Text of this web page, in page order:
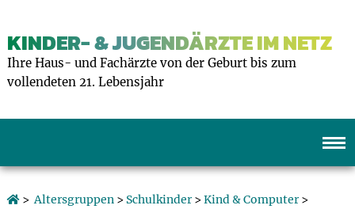
KINDER- & JUGENDÄRZTE IM NETZ
Ihre Haus- und Fachärzte von der Geburt bis zum
vollendeten 21. Lebensjahr
>Altersgruppen> Schulkinder>Kind & Computer>